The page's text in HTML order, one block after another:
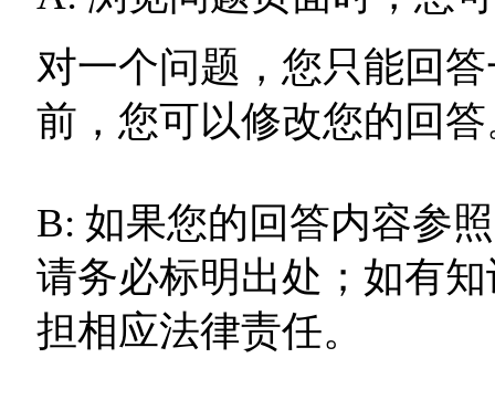
对一个问题，您只能回
前，您可以修改您的回答
B: 如果您的回答内容参
请务必标明出处；如有
担相应法律责任。